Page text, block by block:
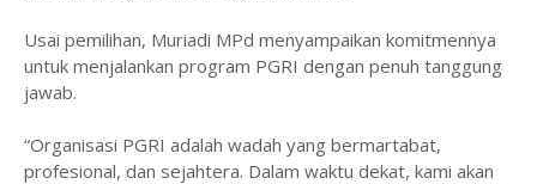
Usai pemilihan, Muriadi MPd menyampaikan komitmennya
untuk menjalankan program PGRI dengan penuh tanggung
jawab.
“Organisasi PGRI adalah wadah yang bermartabat,
profesional, dan sejahtera. Dalam waktu dekat, kami akan